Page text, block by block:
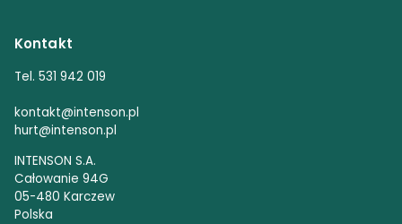
Kontakt
Tel. 531 942 019
kontakt@intenson.pl
hurt@intenson.pl
INTENSON S.A.
Całowanie 94G
05-480 Karczew
Polska